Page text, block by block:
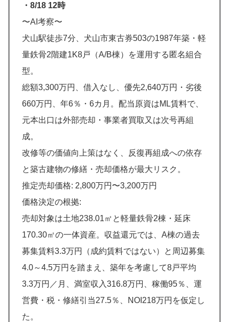
・8/18 12時
〜AI考察〜
犬山駅徒歩7分、犬山市東古券503の1987年築・軽
量鉄骨2階建1K8戸（A/B棟）を運用する匿名組合
型。
総額3,300万円、借入なし、優先2,640万円・劣後
660万円、年6％・6カ月。配当原資はML賃料で、
元本出口は外部売却・事業者買取又は次号再組
成。
改修等の価値向上策はなく、反復再組成への依存
と築古建物の修繕・売却価格が最大リスク。
推定売却価格: 2,800万円〜3,200万円
価格決定の根拠:
売却対象は土地238.01㎡と軽量鉄骨2棟・延床
170.30㎡の一体資産。収益還元では、A棟の過去
募集賃料3.3万円（成約賃料ではない）と周辺募集
4.0～4.5万円を踏まえ、築年を考慮して8戸平均
3.3万円／月、満室収入316.8万円、稼働95％、運
営費・税・修繕引当27.5％、NOI218万円を仮定し
た。